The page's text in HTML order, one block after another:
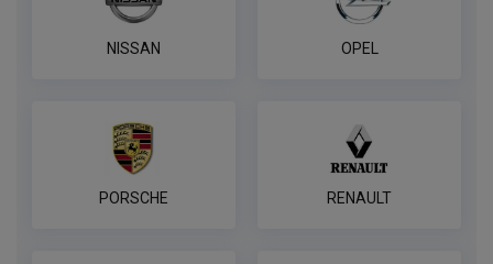
NISSAN OPEL
PORSCHE RENAULT